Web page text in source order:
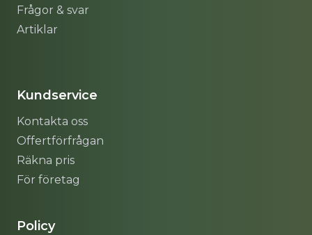
Frågor & svar
Artiklar
Kundservice
Kontakta oss
Offertförfrågan
Räkna pris
För företag
Policy